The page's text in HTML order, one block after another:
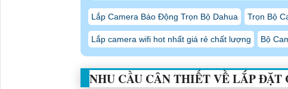
Lắp Camera Báo Động Trọn Bộ Dahua Trọn Bộ
Lắp camera wifi hot nhất giá rẻ chất lượng Bộ
NHU CẦU CÂN THIẾT VỀLẮP ĐẶT